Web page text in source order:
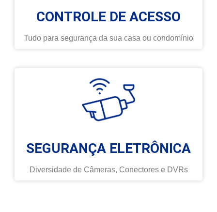
CONTROLE DE ACESSO
Tudo para segurança da sua casa ou condomínio
SEGURANÇA ELETRÔNICA
Diversidade de Câmeras, Conectores e DVRs